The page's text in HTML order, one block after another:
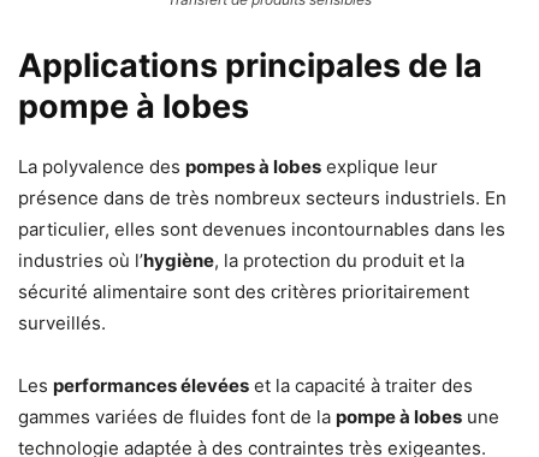
Applications principales de la
pompe à lobes
La polyvalence des pompes à lobes explique leur
présence dans de très nombreux secteurs industriels. En
particulier, elles sont devenues incontournables dans les
industries où l’hygiène, la protection du produit et la
sécurité alimentaire sont des critères prioritairement
surveillés.
Les performances élevées et la capacité à traiter des
gammes variées de fluides font de la pompe à lobes une
technologie adaptée à des contraintes très exigeantes.